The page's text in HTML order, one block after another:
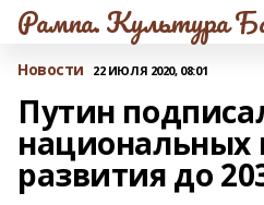
Рампа. Культура
Новости 22 ИЮЛЯ 2020, 08:01
Путин
национальных
развития до